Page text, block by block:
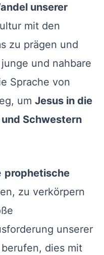
unserer
mit den
zu prägen und
und nahbare
Sprache von
um Jesus in die
Schwestern
prophetische
zu verkörpern
unserer
dies mit